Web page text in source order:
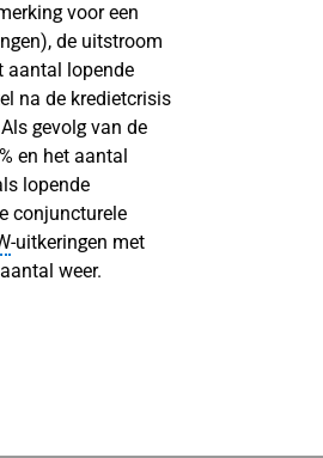
voor een
de uitstroom
aantal lopende
na de kredietcrisis
gevolg van de
en het aantal
lopende
conjuncturele
‑uitkeringen met
weer.